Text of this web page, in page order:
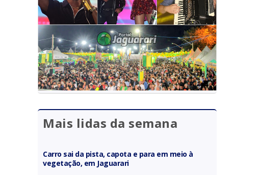
Mais lidas da semana
Carro sai da pista, capota e para em meio à
vegetação, em Jaguarari